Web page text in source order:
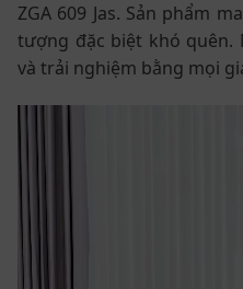
ZGA 609 Jas. Sản phẩm
tượng đặc biệt khó quên.
và trải nghiệm bằng mọi